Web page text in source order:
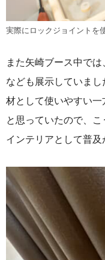
実際にロックジョイントを
また矢崎ブース中で
なども展示していま
材として使いやすい
と思っていたので、
インテリアとして普及